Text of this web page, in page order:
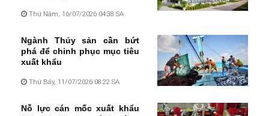
Thứ Năm, 16/07/2026 04:38 SA
Ngành Thủy sản cần bứt
phá để chinh phục mục tiêu
xuất khẩu
Thứ Bảy, 11/07/2026 08:22 SA
Nỗ lực cán mốc xuất khẩu